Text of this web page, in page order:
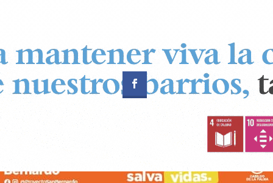
© Copyright 2024 Canal 11 La Palma.